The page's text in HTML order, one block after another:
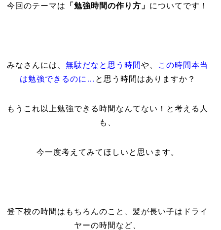
今回のテーマは 「勉強時間の作り方」 についてです！
みなさんには、無駄だなと思う時間や、 この時間本当
は勉強できるのに… と思う時間はありますか？
もうこれ以上勉強できる時間なんてない！と考える人
も、
今一度考えてみてほしいと思います。
登下校の時間はもちろんのこと、髪が長い子はドライ
ヤーの時間など、